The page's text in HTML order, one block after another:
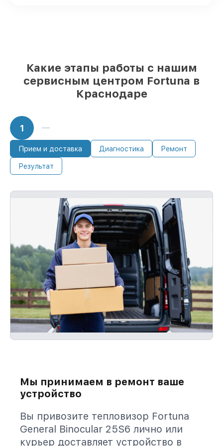
Какие этапы работы с нашим
сервисным центром Fortuna в
Краснодаре
1
Прием и доставка Диагностика Ремонт
Результат
Мы принимаем в ремонт ваше
устройство
Вы привозите тепловизор Fortuna
General Binocular 25S6 лично или
курьер доставляет устройство в